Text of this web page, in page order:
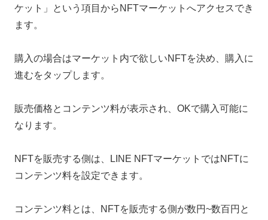
ケット」という項目からNFTマーケットへアクセスでき
ます。
購入の場合はマーケット内で欲しいNFTを決め、購入に
進むをタップします。
販売価格とコンテンツ料が表示され、OKで購入可能に
なります。
NFTを販売する側は、LINE NFTマーケットではNFTに
コンテンツ料を設定できます。
コンテンツ料とは、NFTを販売する側が数円~数百円と